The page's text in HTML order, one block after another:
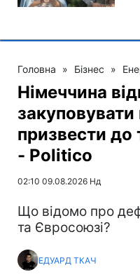
Головна » Бізнес »
Німеччина
призвести до
- Politico
02:10 09.08.2026 Нд
Що відомо про
та Євросоюзі?
ЕДУАРД ТКАЧ